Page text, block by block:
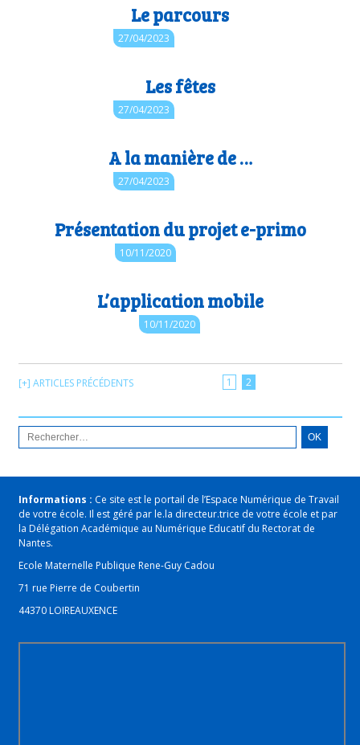
Le parcours
27/04/2023
Les fêtes
27/04/2023
A la manière de …
27/04/2023
Présentation du projet e-primo
10/11/2020
L’application mobile
10/11/2020
[+] ARTICLES PRÉCÉDENTS 1 2
Informations : Ce site est le portail de l’Espace Numérique de Travail
de votre école. Il est géré par le.la directeur.trice de votre école et par
la Délégation Académique au Numérique Educatif du Rectorat de
Nantes.
Ecole Maternelle Publique Rene-Guy Cadou
71 rue Pierre de Coubertin
44370 LOIREAUXENCE